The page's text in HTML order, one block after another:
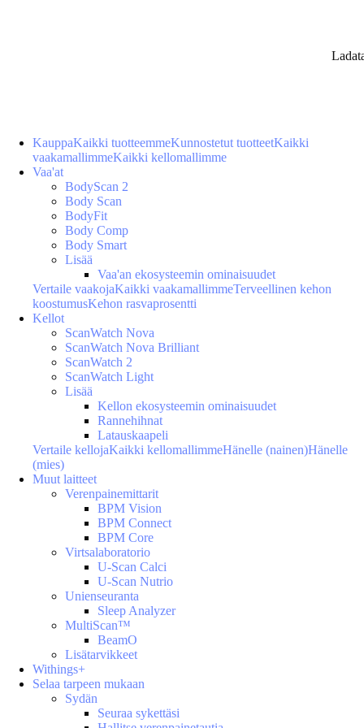
KauppaKaikki tuotteemmeKunnostetut tuotteetKaikki
vaakamallimmeKaikki kellomallimme
Vaa'at
BodyScan 2
Body Scan
BodyFit
Body Comp
Body Smart
Lisää
Vaa'an ekosysteemin ominaisuudet
Vertaile vaakojaKaikki vaakamallimmeTerveellinen kehon
koostumusKehon rasvaprosentti
Kellot
ScanWatch Nova
ScanWatch Nova Brilliant
ScanWatch 2
ScanWatch Light
Lisää
Kellon ekosysteemin ominaisuudet
Rannehihnat
Latauskaapeli
Vertaile kellojaKaikki kellomallimmeHänelle (nainen)Hänelle
(mies)
Muut laitteet
Verenpainemittarit
BPM Vision
BPM Connect
BPM Core
Virtsalaboratorio
U-Scan Calci
U-Scan Nutrio
Unienseuranta
Sleep Analyzer
MultiScan™
BeamO
Lisätarvikkeet
Withings+
Selaa tarpeen mukaan
Sydän
Seuraa sykettäsi